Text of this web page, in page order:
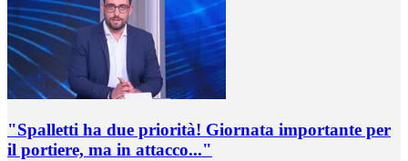
"Spalletti ha due priorità! Giornata importante per
il portiere, ma in attacco..."